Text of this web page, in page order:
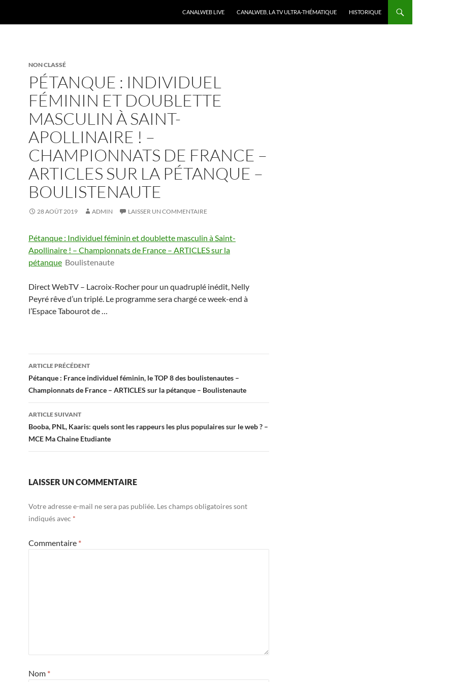
CANALWEB LIVE CANALWEB, LA TV ULTRA-THÉMATIQUE HISTORIQUE
NON CLASSÉ
PÉTANQUE : INDIVIDUEL
FÉMININ ET DOUBLETTE
MASCULIN À SAINT-
APOLLINAIRE ! –
CHAMPIONNATS DE FRANCE –
ARTICLES SUR LA PÉTANQUE –
BOULISTENAUTE
28 AOÛT 2019 ADMIN LAISSER UN COMMENTAIRE
Pétanque : Individuel féminin et doublette masculin à Saint-
Apollinaire ! – Championnats de France – ARTICLES sur la
pétanque Boulistenaute
Direct WebTV – Lacroix-Rocher pour un quadruplé inédit, Nelly
Peyré rêve d’un triplé. Le programme sera chargé ce week-end à
l’Espace Tabourot de …
Navigation
des
articles
ARTICLE PRÉCÉDENT
Pétanque : France individuel féminin, le TOP 8 des boulistenautes –
Championnats de France – ARTICLES sur la pétanque – Boulistenaute
ARTICLE SUIVANT
Booba, PNL, Kaaris: quels sont les rappeurs les plus populaires sur le web ? –
MCE Ma Chaine Etudiante
LAISSER UN COMMENTAIRE
Votre adresse e-mail ne sera pas publiée. Les champs obligatoires sont
indiqués avec *
Commentaire *
Nom *